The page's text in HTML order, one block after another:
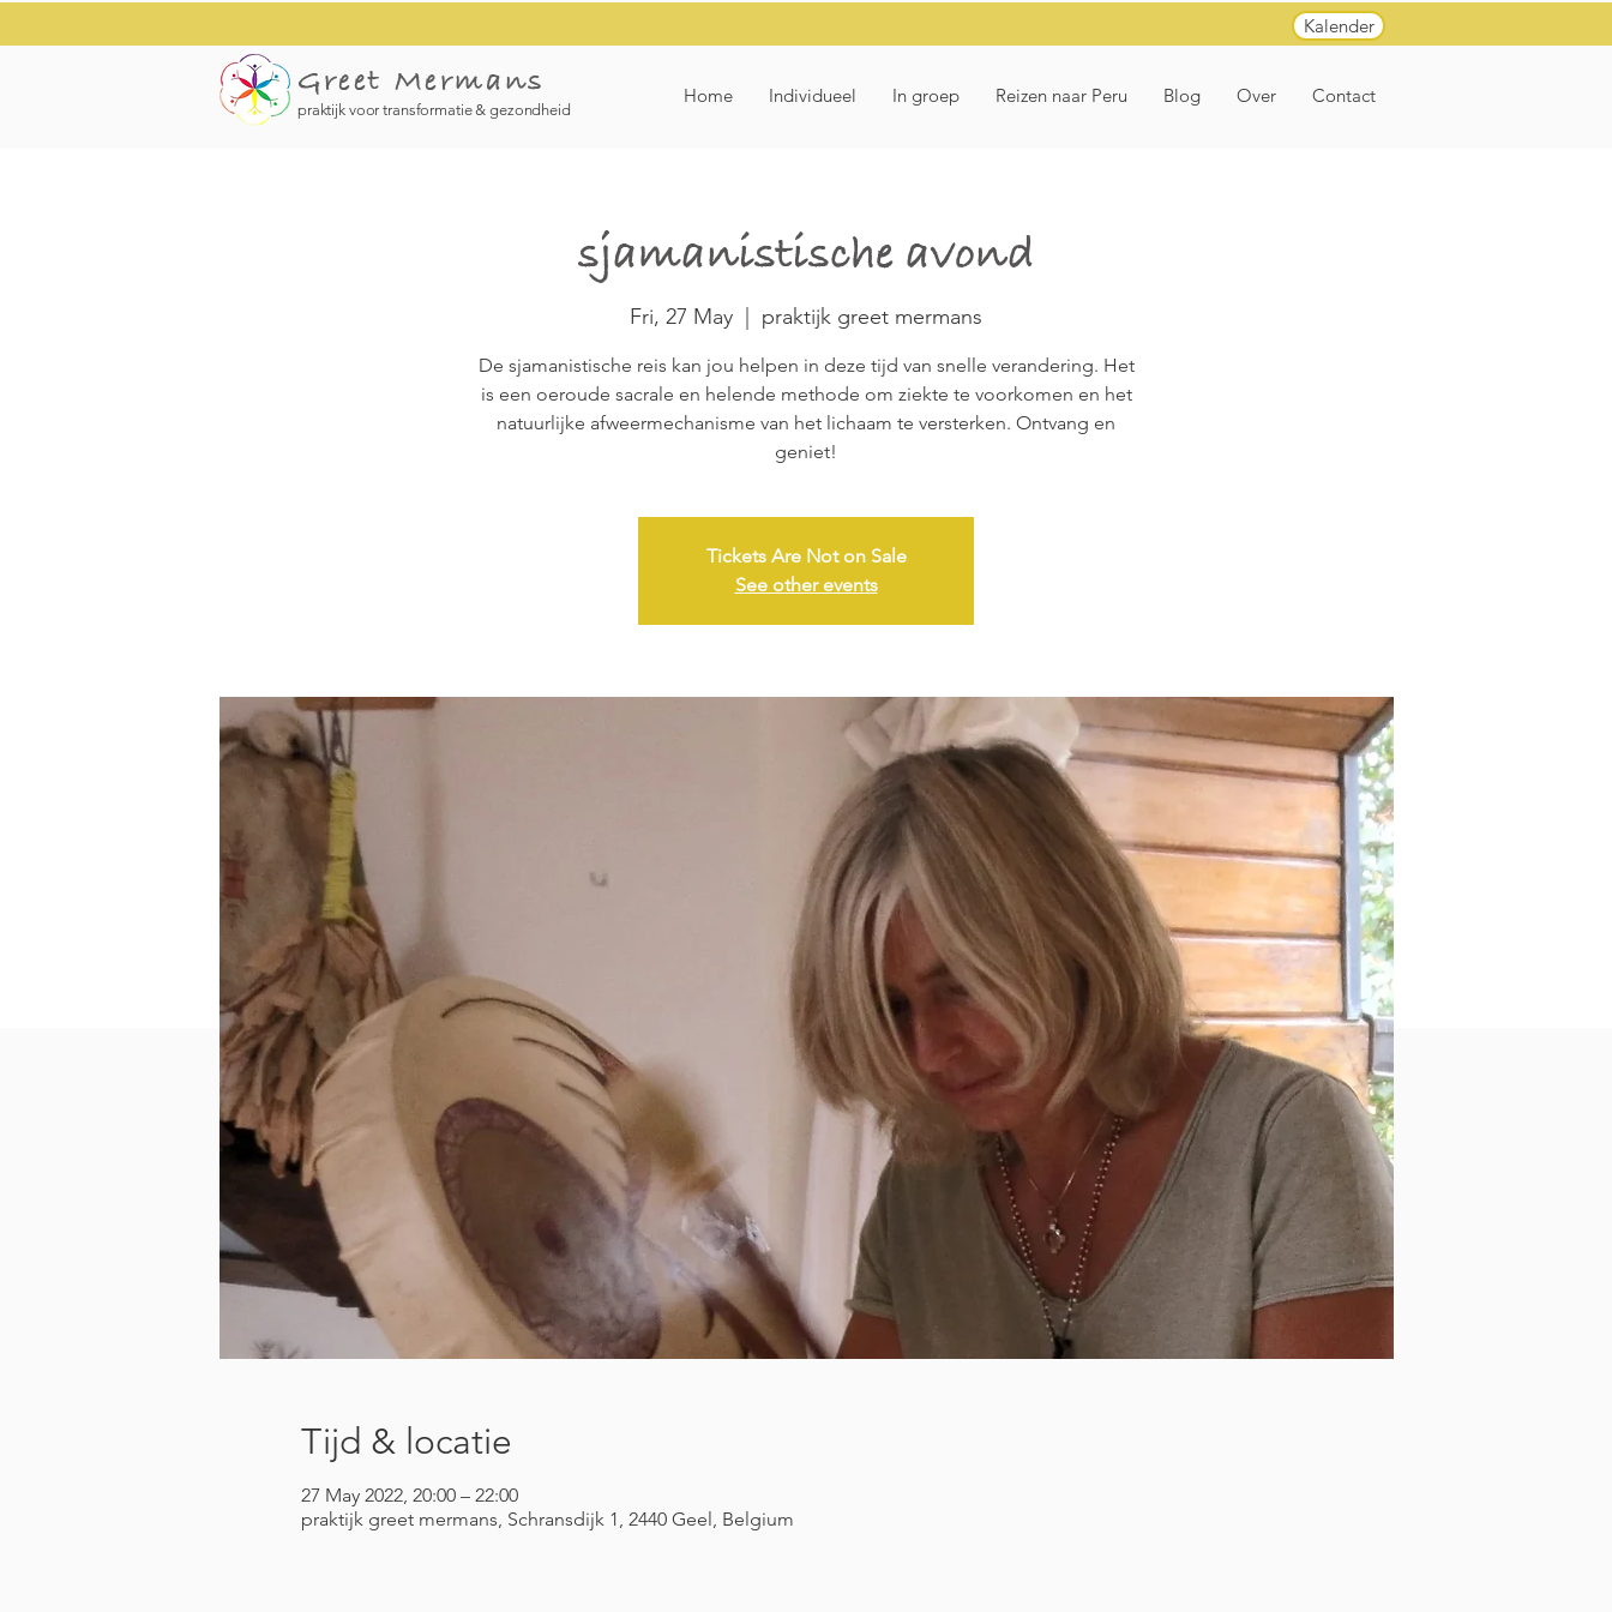
Kalender
Greet Mermans
praktijk voor transformatie & gezondheid
Home Individueel In groep Reizen naar Peru Blog Over Contact
sjamanistische avond
Fri, 27 May praktijk greet mermans
De sjamanistische reis kan jou helpen in deze tijd van snelle verandering. Het
is een oeroude sacrale en helende methode om ziekte te voorkomen en het
natuurlijke afweermechanisme van het lichaam te versterken. Ontvang en
geniet!
Tickets Are Not on Sale
See other events
Tijd & locatie
27 May 2022, 20:00 – 22:00
praktijk greet mermans, Schransdijk 1, 2440 Geel, Belgium